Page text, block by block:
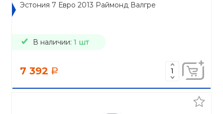
Эстония 7 Евро 2013 Раймонд Валгре
В наличии: 1 шт
7 392 a